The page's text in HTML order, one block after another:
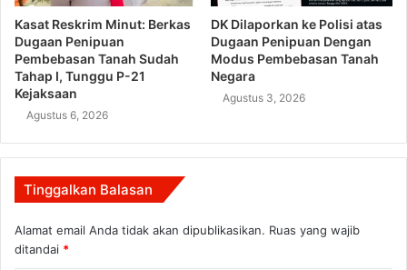
Kasat Reskrim Minut: Berkas
Dugaan Penipuan
Pembebasan Tanah Sudah
Tahap I, Tunggu P-21
Kejaksaan
Agustus 6, 2026
DK Dilaporkan ke Polisi atas
Dugaan Penipuan Dengan
Modus Pembebasan Tanah
Negara
Agustus 3, 2026
Tinggalkan Balasan
Alamat email Anda tidak akan dipublikasikan. Ruas yang wajib
ditandai *